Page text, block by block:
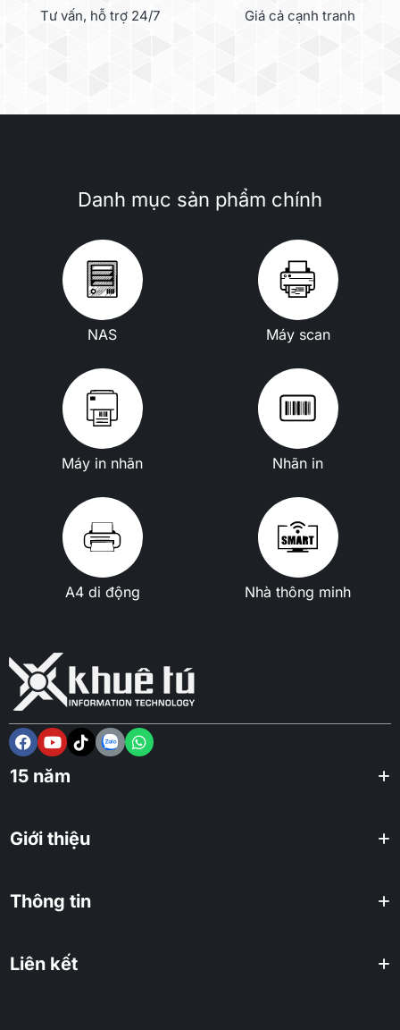
Tư vấn, hỗ trợ 24/7 Giá cả cạnh tranh
Danh mục sản phẩm chính
NAS Máy scan
Máy in nhãn Nhãn in
A4 di động Nhà thông minh
15 năm
Giới thiệu
Thông tin
Liên kết